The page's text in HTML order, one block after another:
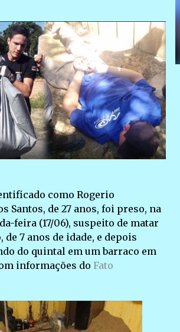
como Rogerio
Santos, de 27 anos, foi preso, na
feira (17/06), suspeito de matar
7 anos de idade, e depois
do quintal em um barraco em
informações do Fato